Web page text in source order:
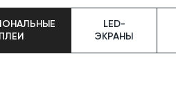
LED-
ЭКРАНЫ